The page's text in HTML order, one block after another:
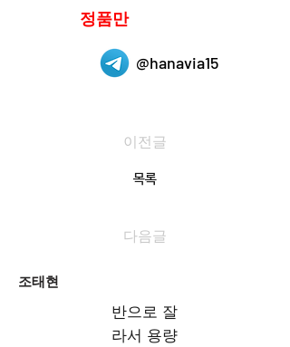
정품만
@hanavia15
이전글
목록
다음글
조태현
반으로 잘
라서 용량